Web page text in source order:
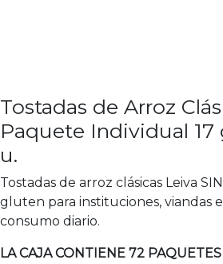
Tostadas de Arroz
Paquete Individual 17
u.
Tostadas de arroz clásicas Leiva
gluten para instituciones, viandas
consumo diario.
LA CAJA CONTIENE 72